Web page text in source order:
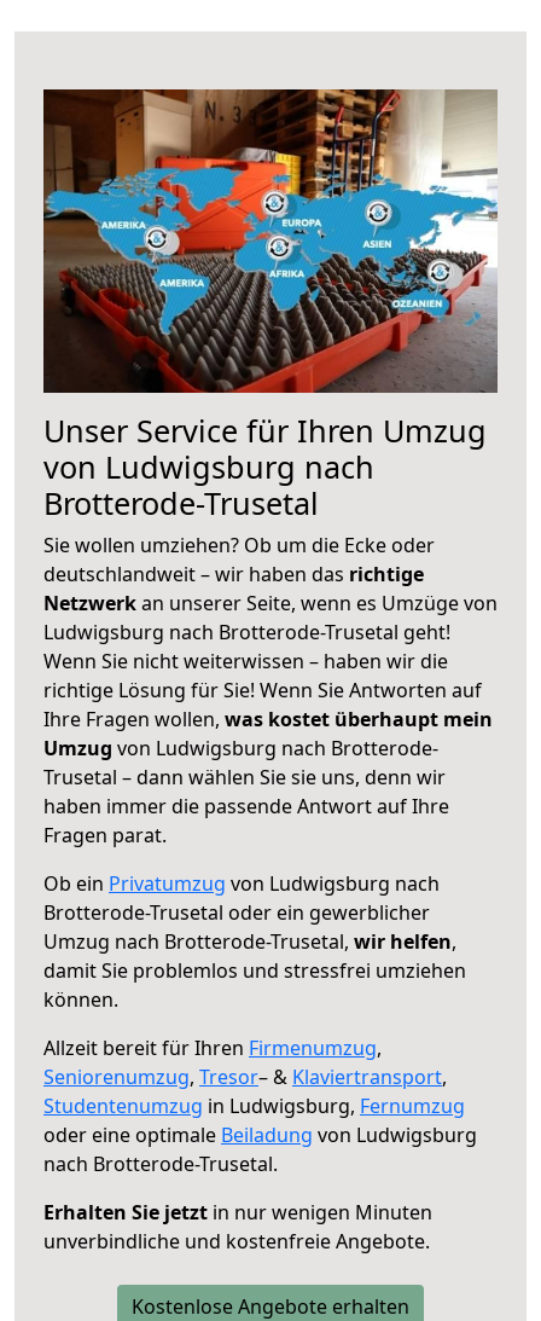
Unser Service für Ihren Umzug
von Ludwigsburg nach
Brotterode-Trusetal
Sie wollen umziehen? Ob um die Ecke oder
deutschlandweit – wir haben das richtige
Netzwerkan unserer Seite, wenn es Umzüge von
Ludwigsburg nach Brotterode-Trusetal geht!
Wenn Sie nicht weiterwissen – haben wir die
richtige Lösung für Sie! Wenn Sie Antworten auf
Ihre Fragen wollen, was kostet überhaupt mein
Umzug von Ludwigsburg nach Brotterode-
Trusetal – dann wählen Sie sie uns, denn wir
haben immer die passende Antwort auf Ihre
Fragen parat.
Ob ein Privatumzug von Ludwigsburg nach
Brotterode-Trusetal oder ein gewerblicher
Umzug nach Brotterode-Trusetal, wir helfen,
damit Sie problemlos und stressfrei umziehen
können.
Allzeit bereit für Ihren Firmenumzug,
Seniorenumzug, Tresor– & Klaviertransport,
Studentenumzug in Ludwigsburg, Fernumzug
oder eine optimale Beiladung von Ludwigsburg
nach Brotterode-Trusetal.
Erhalten Sie jetzt in nur wenigen Minuten
unverbindliche und kostenfreie Angebote.
Kostenlose Angebote erhalten